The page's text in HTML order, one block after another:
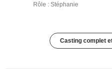
Rôle : Stéphanie
Casting complet